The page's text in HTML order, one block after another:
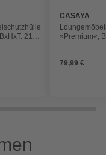
210
CASAYA
»Premium«,
79,99 €